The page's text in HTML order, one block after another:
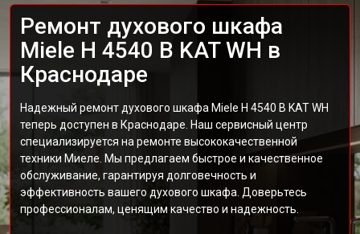
Ремонт духового шкафа
Miele H 4540 B KAT WH в
Краснодаре
Надежный ремонт духового шкафа Miele H 4540 B KAT WH
теперь доступен в Краснодаре. Наш сервисный центр
специализируется на ремонте высококачественной
техники Миеле. Мы предлагаем быстрое и качественное
обслуживание, гарантируя долговечность и
эффективность вашего духового шкафа. Доверьтесь
профессионалам, ценящим качество и надежность.